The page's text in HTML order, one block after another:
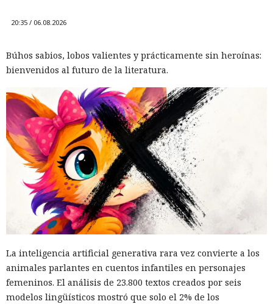
20:35 / 06.08.2026
Búhos sabios, lobos valientes y prácticamente sin heroínas:
bienvenidos al futuro de la literatura.
La inteligencia artificial generativa rara vez convierte a los
animales parlantes en cuentos infantiles en personajes
femeninos. El análisis de 23.800 textos creados por seis
modelos lingüísticos mostró que solo el 2% de los